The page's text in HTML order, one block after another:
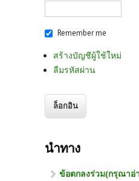
Remember me
สร้างบัญชีผู้ใช้ใหม่
ลืมรหัสผ่าน
นำทาง
ข้อตกลงร่วม(กรุณาอ่